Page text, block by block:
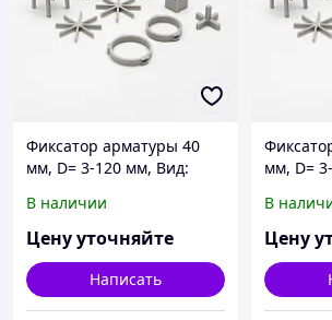
Фиксатор арматуры 40
мм, D= 3-120 мм, Вид:
кубик..., S= 1,6-120 мм
В наличии
Цену уточняйте
Написать
мм, D=
кубик...,
В
Цену